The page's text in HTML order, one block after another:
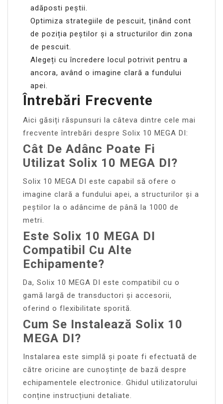
adăposti peștii.
Optimiza strategiile de pescuit, ținând cont
de poziția peștilor și a structurilor din zona
de pescuit.
Alegeți cu încredere locul potrivit pentru a
ancora, având o imagine clară a fundului
apei.
Întrebări Frecvente
Aici găsiți răspunsuri la câteva dintre cele mai
frecvente întrebări despre Solix 10 MEGA DI:
Cât De Adânc Poate Fi
Utilizat Solix 10 MEGA DI?
Solix 10 MEGA DI este capabil să ofere o
imagine clară a fundului apei, a structurilor și a
peștilor la o adâncime de până la 1000 de
metri.
Este Solix 10 MEGA DI
Compatibil Cu Alte
Echipamente?
Da, Solix 10 MEGA DI este compatibil cu o
gamă largă de transductori și accesorii,
oferind o flexibilitate sporită.
Cum Se Instalează Solix 10
MEGA DI?
Instalarea este simplă și poate fi efectuată de
către oricine are cunoștințe de bază despre
echipamentele electronice. Ghidul utilizatorului
conține instrucțiuni detaliate.